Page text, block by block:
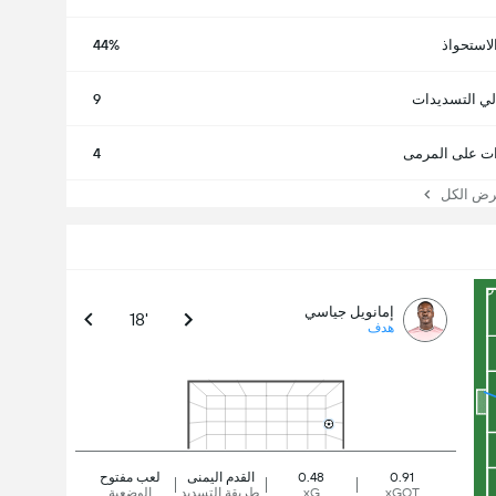
44%
التسديدات 9
على المرمى 4
الكل
إمانويل جياسي
هدف 18'
لعب مفتوح
الوضعية
القدم اليمنى
طريقة التسديد
0.48
xG
0.91
xGOT